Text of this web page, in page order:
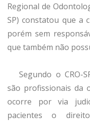
Regional de
SP) constatou que a
porém sem
que também não
Segundo o CRO-
são profissionais da
ocorre por via
pacientes o